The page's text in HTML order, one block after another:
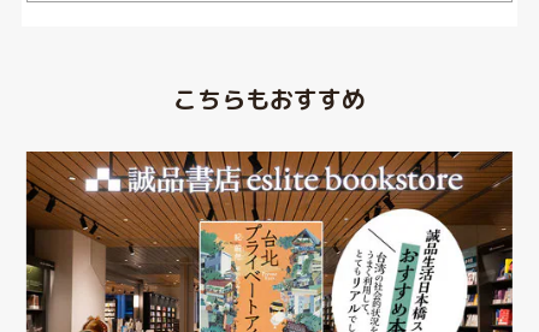
こちらもおすすめ